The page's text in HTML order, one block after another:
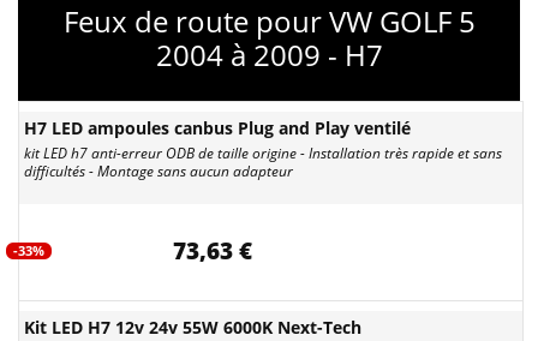
Feux de route pour VW GOLF 5
2004 à 2009 - H7
H7 LED ampoules canbus Plug and Play ventilé
kit LED h7 anti-erreur ODB de taille origine - Installation très rapide et sans
difficultés - Montage sans aucun adapteur
-33% 73,63 €
Kit LED H7 12v 24v 55W 6000K Next-Tech